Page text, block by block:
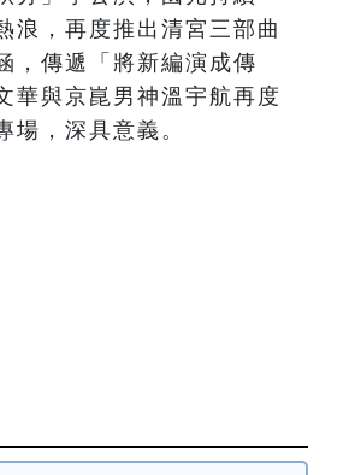
浪，再度推出清宮三部曲
，傳遞「將新編演成傳
華與京崑男神溫宇航再度
場，深具意義。